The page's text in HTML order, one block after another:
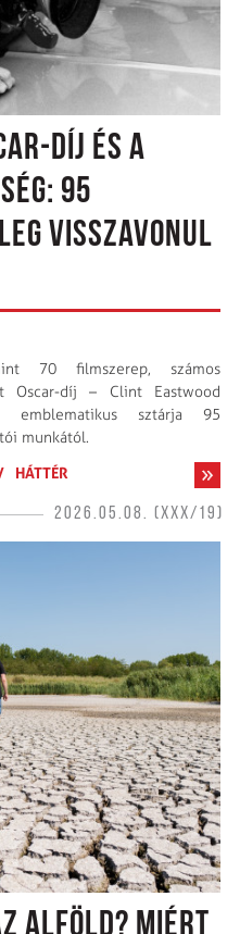
DÍJ ÉS A
95
VISSZAVONUL
70 filmszerep, számos
Oscar-díj – Clint Eastwood
emblematikus sztárja 95
munkától.
HÁTTÉR
2026.05.08. (XXX/19)